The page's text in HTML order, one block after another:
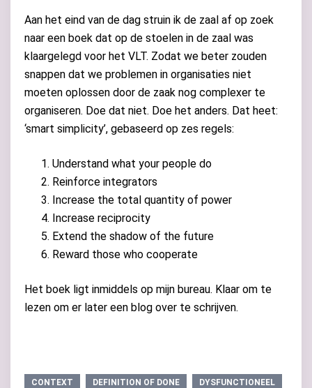
Aan het eind van de dag struin ik de zaal af op zoek
naar een boek dat op de stoelen in de zaal was
klaargelegd voor het VLT. Zodat we beter zouden
snappen dat we problemen in organisaties niet
moeten oplossen door de zaak nog complexer te
organiseren. Doe dat niet. Doe het anders. Dat heet:
‘smart simplicity’, gebaseerd op zes regels:
Understand what your people do
Reinforce integrators
Increase the total quantity of power
Increase reciprocity
Extend the shadow of the future
Reward those who cooperate
Het boek ligt inmiddels op mijn bureau. Klaar om te
lezen om er later een blog over te schrijven.
CONTEXT DEFINITION OF DONE
DYSFUNCTIONEEL